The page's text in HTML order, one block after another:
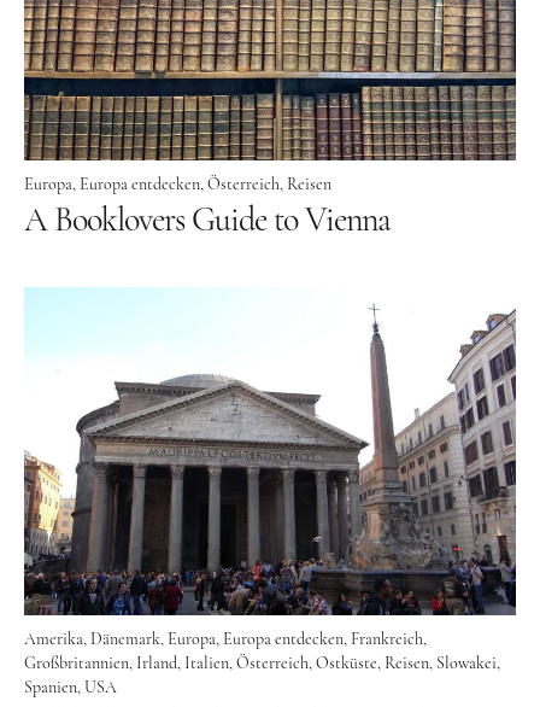
Moldau
Polen
Rumänien
Slowakei
Tschechien
Malta
Spanien
Zypern
Westeuropa
Belgien
Deutschland
Europa Europa entdecken Österreich Reisen
A Booklovers Guide to Vienna
Amerika Dänemark Europa Europa entdecken Frankreich
Großbritannien Irland Italien Österreich Ostküste Reisen Slowakei
Spanien USA